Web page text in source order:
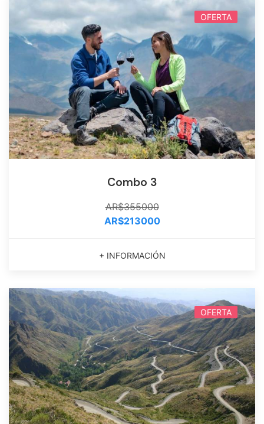
OFERTA
Combo 3
AR$355000
AR$213000
+ INFORMACIÓN
OFERTA